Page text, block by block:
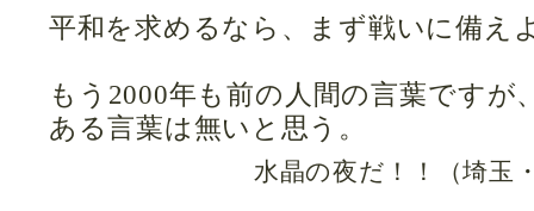
平和を求めるなら、まず戦いに備え
もう2000年も前の人間の言葉ですが
ある言葉は無いと思う。
水晶の夜だ！！（埼玉